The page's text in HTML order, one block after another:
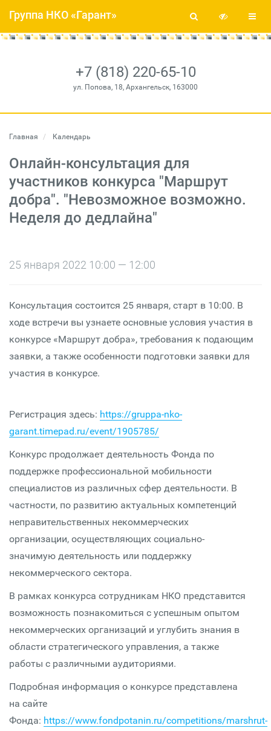
+7 (818) 220-65-10
ул. Попова, 18, Архангельск, 163000
Группа НКО «Гарант»
Главная Календарь
Онлайн-консультация для
участников конкурса "Маршрут
добра". "Невозможное возможно.
Неделя до дедлайна"
25 января 2022 10:00 — 12:00
Консультация состоится 25 января, старт в 10:00. В
ходе встречи вы узнаете основные условия участия в
конкурсе «Маршрут добра», требования к подающим
заявки, а также особенности подготовки заявки для
участия в конкурсе.
Регистрация здесь: https://gruppa-nko-
garant.timepad.ru/event/1905785/
Конкурс продолжает деятельность Фонда по
поддержке профессиональной мобильности
специалистов из различных сфер деятельности. В
частности, по развитию актуальных компетенций
неправительственных некоммерческих
организации, осуществляющих социально-
значимую деятельность или поддержку
некоммерческого сектора.
В рамках конкурса сотрудникам НКО представится
возможность познакомиться с успешным опытом
некоммерческих организаций и углубить знания в
области стратегического управления, а также
работы с различными аудиториями.
Подробная информация о конкурсе представлена
на сайте
Фонда: https://www.fondpotanin.ru/competitions/marshrut-